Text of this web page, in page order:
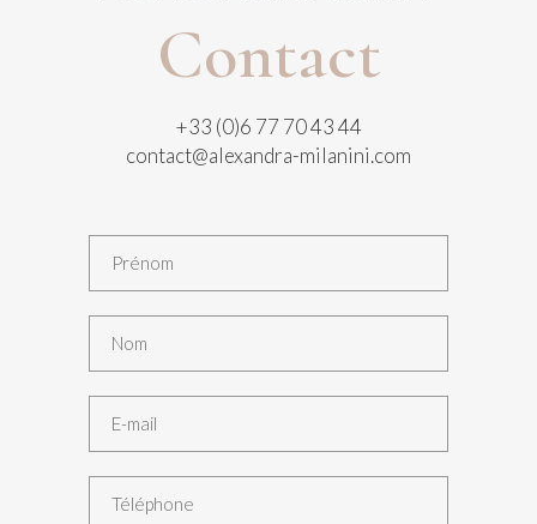
Contact
+33 (0)6 77 70 43 44
contact@alexandra-milanini.com